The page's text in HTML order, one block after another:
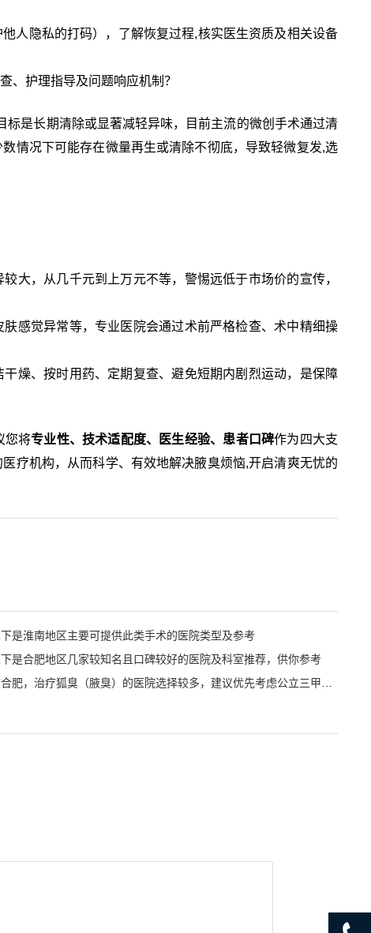
人隐私的打码），了解恢复过程,核实医生资质及相关设备
、护理指导及问题响应机制？
是长期清除或显著减轻异味，目前主流的微创手术通过清
情况下可能存在微量再生或清除不彻底，导致轻微复发,选
大，从几千元到上万元不等，警惕远低于市场价的宣传，
感觉异常等，专业医院会通过术前严格检查、术中精细操
燥、按时用药、定期复查、避免短期内剧烈运动，是保障
您将专业性、技术适配度、医生经验、患者口碑作为四大支
疗机构，从而科学、有效地解决腋臭烦恼,开启清爽无忧的
是淮南地区主要可提供此类手术的医院类型及参考
是合肥地区几家较知名且口碑较好的医院及科室推荐，供你参考